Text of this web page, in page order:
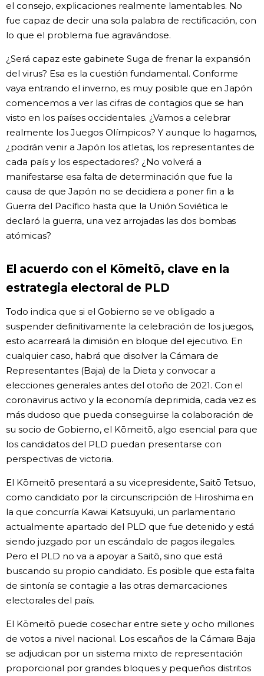
el consejo, explicaciones realmente lamentables. No
fue capaz de decir una sola palabra de rectificación, con
lo que el problema fue agravándose.
¿Será capaz este gabinete Suga de frenar la expansión
del virus? Esa es la cuestión fundamental. Conforme
vaya entrando el inverno, es muy posible que en Japón
comencemos a ver las cifras de contagios que se han
visto en los países occidentales. ¿Vamos a celebrar
realmente los Juegos Olímpicos? Y aunque lo hagamos,
¿podrán venir a Japón los atletas, los representantes de
cada país y los espectadores? ¿No volverá a
manifestarse esa falta de determinación que fue la
causa de que Japón no se decidiera a poner fin a la
Guerra del Pacífico hasta que la Unión Soviética le
declaró la guerra, una vez arrojadas las dos bombas
atómicas?
El acuerdo con el Kōmeitō, clave en la
estrategia electoral de PLD
Todo indica que si el Gobierno se ve obligado a
suspender definitivamente la celebración de los juegos,
esto acarreará la dimisión en bloque del ejecutivo. En
cualquier caso, habrá que disolver la Cámara de
Representantes (Baja) de la Dieta y convocar a
elecciones generales antes del otoño de 2021. Con el
coronavirus activo y la economía deprimida, cada vez es
más dudoso que pueda conseguirse la colaboración de
su socio de Gobierno, el Kōmeitō, algo esencial para que
los candidatos del PLD puedan presentarse con
perspectivas de victoria.
El Kōmeitō presentará a su vicepresidente, Saitō Tetsuo,
como candidato por la circunscripción de Hiroshima en
la que concurría Kawai Katsuyuki, un parlamentario
actualmente apartado del PLD que fue detenido y está
siendo juzgado por un escándalo de pagos ilegales.
Pero el PLD no va a apoyar a Saitō, sino que está
buscando su propio candidato. Es posible que esta falta
de sintonía se contagie a las otras demarcaciones
electorales del país.
El Kōmeitō puede cosechar entre siete y ocho millones
de votos a nivel nacional. Los escaños de la Cámara Baja
se adjudican por un sistema mixto de representación
proporcional por grandes bloques y pequeños distritos